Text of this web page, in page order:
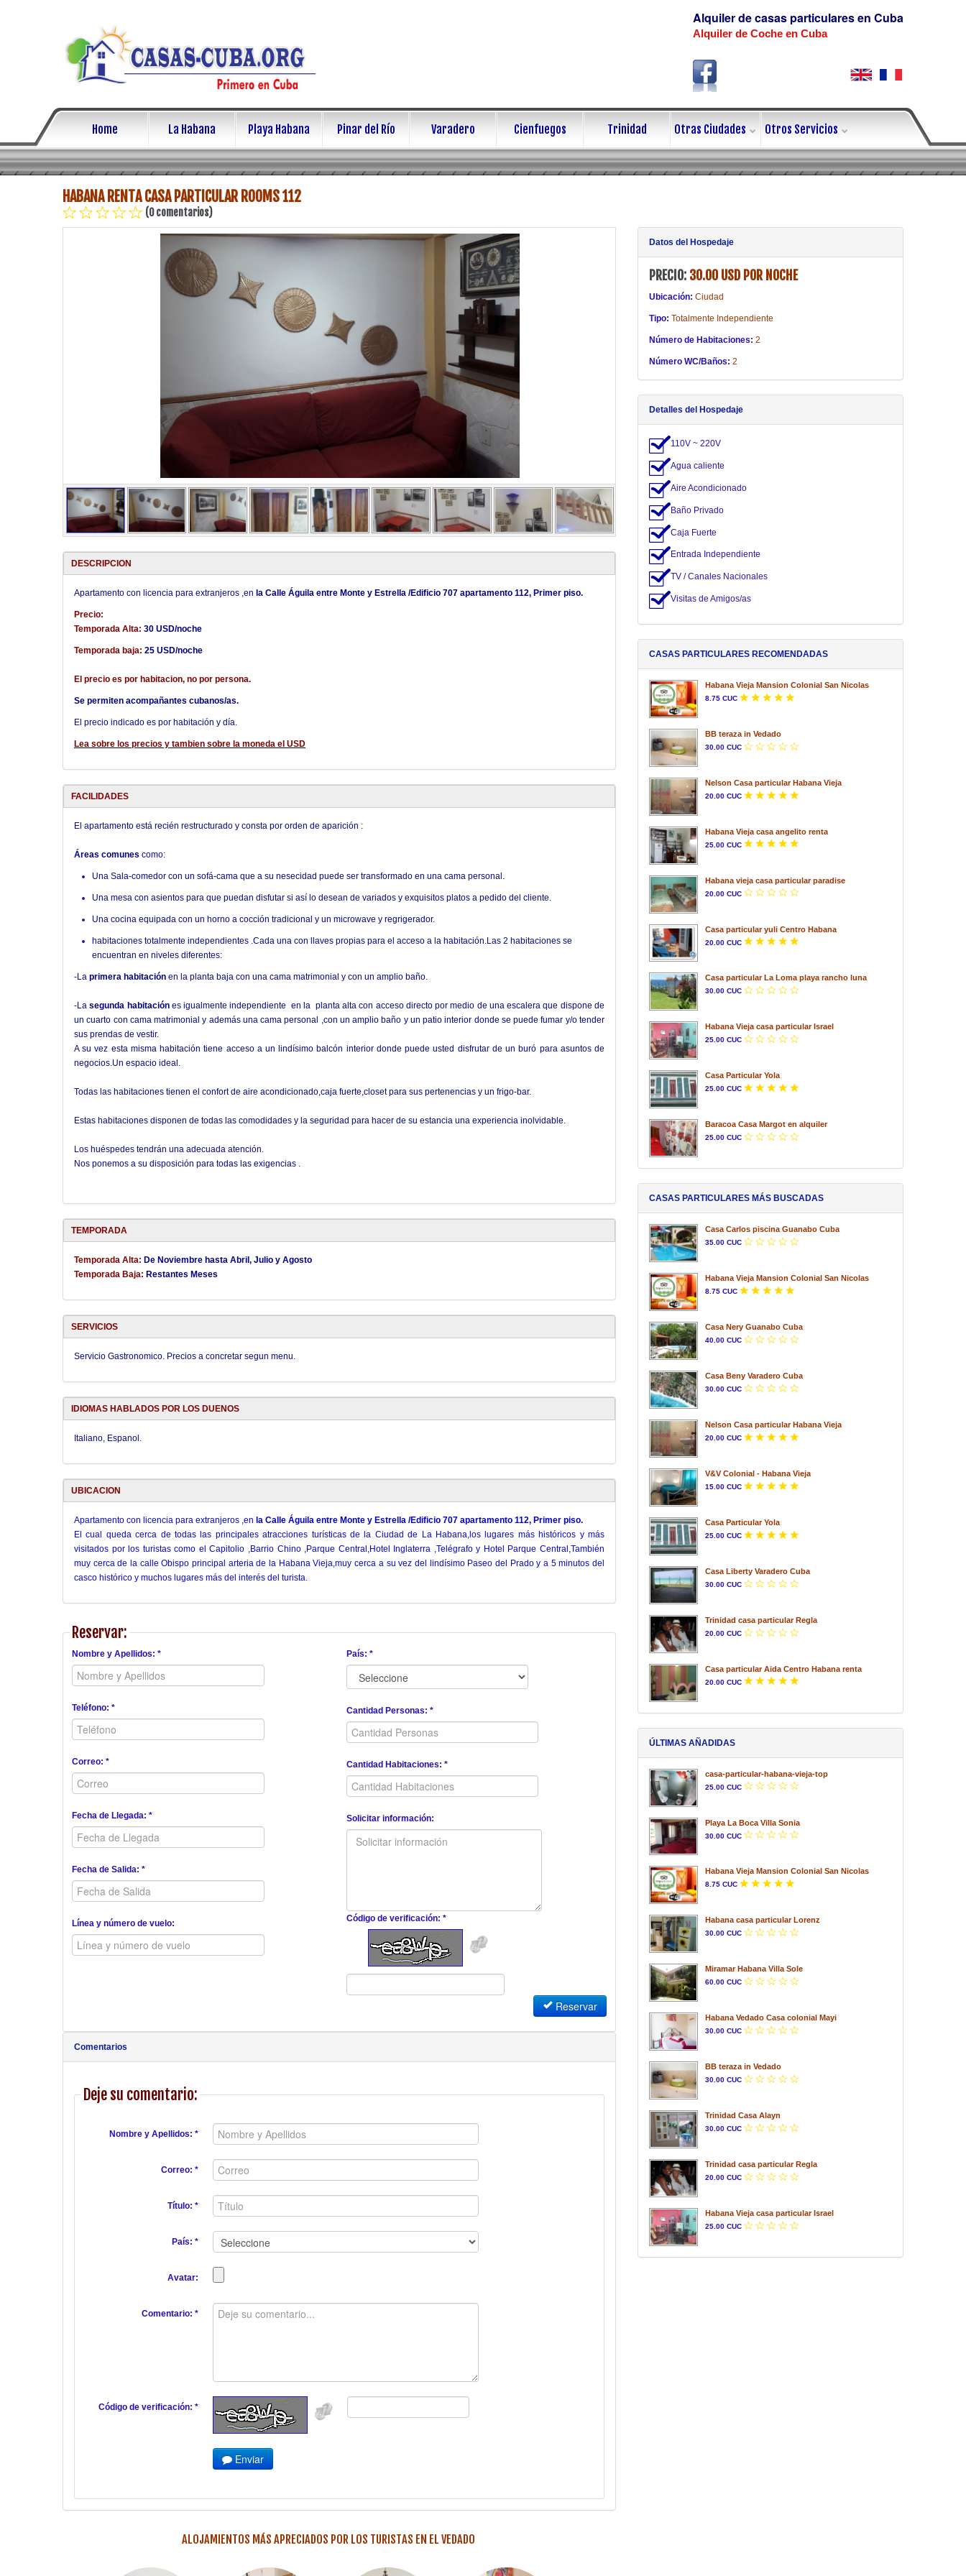
Alquiler de casas particulares en Cuba
Alquiler de Coche en Cuba
Home La Habana Playa Habana Pinar del Río Varadero Cienfuegos Trinidad Otras Ciudades Otros Servicios
HABANA RENTA CASA PARTICULAR ROOMS 112
(0 comentarios)
DESCRIPCION
Apartamento con licencia para extranjeros ,en la Calle Águila entre Monte y Estrella /Edificio 707 apartamento 112, Primer piso.
Precio:
Temporada Alta: 30 USD/noche
Temporada baja: 25 USD/noche
El precio es por habitacion, no por persona.
Se permiten acompañantes cubanos/as.
El precio indicado es por habitación y día.
Lea sobre los precios y tambien sobre la moneda el USD
FACILIDADES
El apartamento está recién restructurado y consta por orden de aparición :
Áreas comunes como:
Una Sala-comedor con un sofá-cama que a su nesecidad puede ser transformado en una cama personal.
Una mesa con asientos para que puedan disfutar si así lo desean de variados y exquisitos platos a pedido del cliente.
Una cocina equipada con un horno a cocción tradicional y un microwave y regrigerador.
habitaciones totalmente independientes .Cada una con llaves propias para el acceso a la habitación.Las 2 habitaciones se
encuentran en niveles diferentes:
-La primera habitación en la planta baja con una cama matrimonial y con un amplio baño.
-Lasegunda habitaciónes igualmente independiente en la planta alta con acceso directo por medio de una escalera que dispone de
un cuarto con cama matrimonial y además una cama personal ,con un amplio baño y un patio interior donde se puede fumar y/o tender
sus prendas de vestir.
A su vez esta misma habitación tiene acceso a un lindísimo balcón interior donde puede usted disfrutar de un buró para asuntos de
negocios.Un espacio ideal.
Todas las habitaciones tienen el confort de aire acondicionado,caja fuerte,closet para sus pertenencias y un frigo-bar.
Estas habitaciones disponen de todas las comodidades y la seguridad para hacer de su estancia una experiencia inolvidable.
Los huéspedes tendrán una adecuada atención.
Nos ponemos a su disposición para todas las exigencias .
TEMPORADA
Temporada Alta: De Noviembre hasta Abril, Julio y Agosto
Temporada Baja: Restantes Meses
SERVICIOS
Servicio Gastronomico. Precios a concretar segun menu.
IDIOMAS HABLADOS POR LOS DUENOS
Italiano, Espanol.
UBICACION
Apartamento con licencia para extranjeros ,en la Calle Águila entre Monte y Estrella /Edificio 707 apartamento 112, Primer piso.
El cual queda cerca de todas las principales atracciones turísticas de la Ciudad de La Habana,los lugares más históricos y más
visitados por los turistas como el Capitolio ,Barrio Chino ,Parque Central,Hotel Inglaterra ,Telégrafo y Hotel Parque Central,También
muy cerca de la calle Obispo principal arteria de la Habana Vieja,muy cerca a su vez del lindísimo Paseo del Prado y a 5 minutos del
casco histórico y muchos lugares más del interés del turista.
Reservar:
Nombre y Apellidos: *
Teléfono: *
Correo: *
Fecha de Llegada: *
Fecha de Salida: *
Línea y número de vuelo:
País: *
Cantidad Personas: *
Cantidad Habitaciones: *
Solicitar información:
Código de verificación: *
Reservar
Comentarios
Deje su comentario:
Nombre y Apellidos: *
Correo: *
Título: *
País: *
Avatar:
Comentario: *
Código de verificación: *
Enviar
ALOJAMIENTOS MÁS APRECIADOS POR LOS TURISTAS EN EL VEDADO
Datos del Hospedaje
PRECIO: 30.00 USD POR NOCHE
Ubicación: Ciudad
Tipo: Totalmente Independiente
Número de Habitaciones: 2
Número WC/Baños: 2
Detalles del Hospedaje
110V ~ 220V
Agua caliente
Aire Acondicionado
Baño Privado
Caja Fuerte
Entrada Independiente
TV / Canales Nacionales
Visitas de Amigos/as
CASAS PARTICULARES RECOMENDADAS
Habana Vieja Mansion Colonial San Nicolas
8.75 CUC
BB teraza in Vedado
30.00 CUC
Nelson Casa particular Habana Vieja
20.00 CUC
Habana Vieja casa angelito renta
25.00 CUC
Habana vieja casa particular paradise
20.00 CUC
Casa particular yuli Centro Habana
20.00 CUC
Casa particular La Loma playa rancho luna
30.00 CUC
Habana Vieja casa particular Israel
25.00 CUC
Casa Particular Yola
25.00 CUC
Baracoa Casa Margot en alquiler
25.00 CUC
CASAS PARTICULARES MÁS BUSCADAS
Casa Carlos piscina Guanabo Cuba
35.00 CUC
Habana Vieja Mansion Colonial San Nicolas
8.75 CUC
Casa Nery Guanabo Cuba
40.00 CUC
Casa Beny Varadero Cuba
30.00 CUC
Nelson Casa particular Habana Vieja
20.00 CUC
V&V Colonial - Habana Vieja
15.00 CUC
Casa Particular Yola
25.00 CUC
Casa Liberty Varadero Cuba
30.00 CUC
Trinidad casa particular Regla
20.00 CUC
Casa particular Aida Centro Habana renta
20.00 CUC
ÚLTIMAS AÑADIDAS
casa-particular-habana-vieja-top
25.00 CUC
Playa La Boca Villa Sonia
30.00 CUC
Habana Vieja Mansion Colonial San Nicolas
8.75 CUC
Habana casa particular Lorenz
30.00 CUC
Miramar Habana Villa Sole
60.00 CUC
Habana Vedado Casa colonial Mayi
30.00 CUC
BB teraza in Vedado
30.00 CUC
Trinidad Casa Alayn
30.00 CUC
Trinidad casa particular Regla
20.00 CUC
Habana Vieja casa particular Israel
25.00 CUC